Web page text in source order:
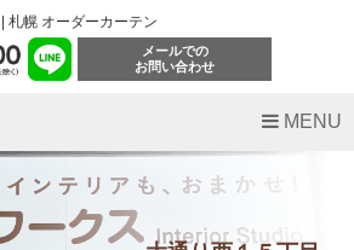
札幌 オーダーカーテン
メールでの
お問い合わせ
MENU